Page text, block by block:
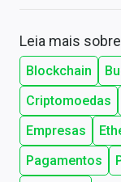
Leia mais
Blockchain
Criptomoedas
Empresas
Pagamentos